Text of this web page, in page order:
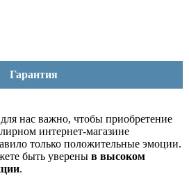
Гарантия
нас важно, чтобы приобретение
интернет-магазине
только положительные эмоции.
быть уверены в высоком
.